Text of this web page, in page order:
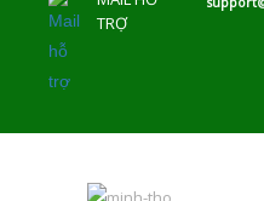
TRỢ